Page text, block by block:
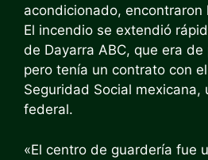
acondicionado, encontraron
El incendio se extendió
de Dayarra ABC, que era
pero tenía un contrato con
Seguridad Social mexicana,
federal.
«El centro de guardería fue